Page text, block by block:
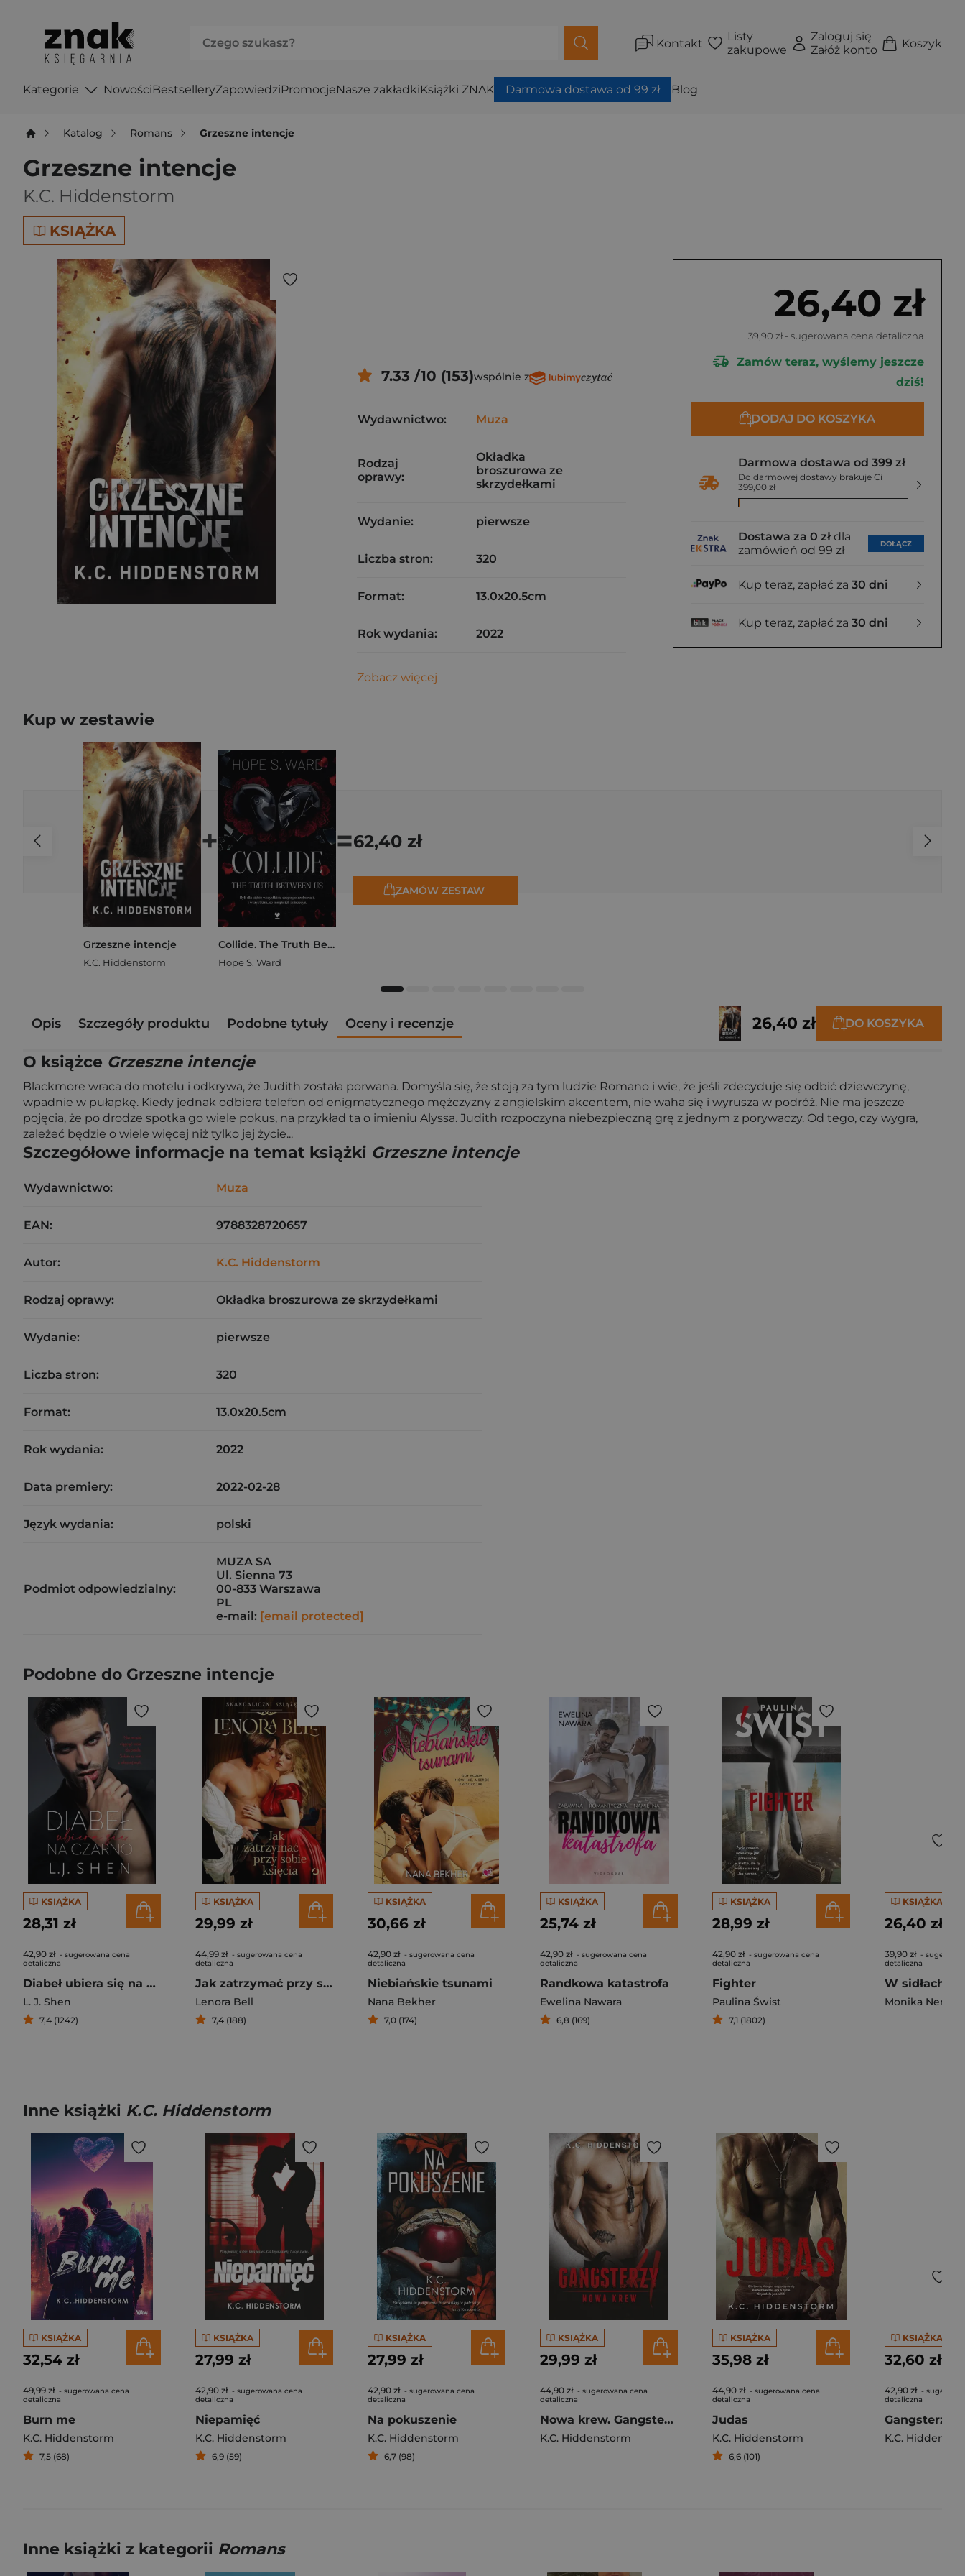
Kontakt
Listy
zakupowe
Zaloguj się
Załóż konto
Koszyk
Kategorie NowościBestselleryZapowiedziPromocjeNasze zakładkiKsiążki ZNAK Darmowa dostawa od 99 zł Blog
Katalog Romans Grzeszne intencje
Grzeszne intencje
K.C. Hiddenstorm
KSIĄŻKA
26,40 zł
39,90 zł - sugerowana cena detaliczna
Zamów teraz, wyślemy jeszcze
dziś!
DODAJ DO KOSZYKA
Darmowa dostawa od 399 zł
Do darmowej dostawy brakuje Ci
399,00 zł
Dostawa za 0 zł dla
zamówień od 99 zł
DOŁĄCZ
Kup teraz, zapłać za 30 dni
Kup teraz, zapłać za 30 dni
7.33 /10 (153)wspólnie z
Wydawnictwo: Muza
Rodzaj
oprawy:
Okładka
broszurowa ze
skrzydełkami
Wydanie: pierwsze
Liczba stron: 320
Format: 13.0x20.5cm
Rok wydania: 2022
Zobacz więcej
Kup w zestawie
Grzeszne intencje
K.C. Hiddenstorm
+
Collide. The Truth Between Us
Hope S. Ward
=62,40 zł
ZAMÓW ZESTAW
Opis Szczegóły produktu Podobne tytuły Oceny i recenzje 26,40 zł DO KOSZYKA
O książce Grzeszne intencje
Blackmore wraca do motelu i odkrywa, że Judith została porwana. Domyśla się, że stoją za tym ludzie Romano i wie, że jeśli zdecyduje się odbić dziewczynę,
wpadnie w pułapkę. Kiedy jednak odbiera telefon od enigmatycznego mężczyzny z angielskim akcentem, nie waha się i wyrusza w podróż. Nie ma jeszcze
pojęcia, że po drodze spotka go wiele pokus, na przykład ta o imieniu Alyssa. Judith rozpoczyna niebezpieczną grę z jednym z porywaczy. Od tego, czy wygra,
zależeć będzie o wiele więcej niż tylko jej życie...
Szczegółowe informacje na temat książki Grzeszne intencje
Wydawnictwo: Muza
EAN: 9788328720657
Autor: K.C. Hiddenstorm
Rodzaj oprawy: Okładka broszurowa ze skrzydełkami
Wydanie: pierwsze
Liczba stron: 320
Format: 13.0x20.5cm
Rok wydania: 2022
Data premiery: 2022-02-28
Język wydania: polski
Podmiot odpowiedzialny:
MUZA SA
Ul. Sienna 73
00-833 Warszawa
PL
e-mail: [email protected]
Podobne do Grzeszne intencje
KSIĄŻKA
28,31 zł
42,90 zł - sugerowana cena
detaliczna
Diabeł ubiera się na czarno
L. J. Shen
7,4 (1242)
KSIĄŻKA
29,99 zł
44,99 zł - sugerowana cena
detaliczna
Jak zatrzymać przy sobie księcia
Lenora Bell
7,4 (188)
KSIĄŻKA
30,66 zł
42,90 zł - sugerowana cena
detaliczna
Niebiańskie tsunami
Nana Bekher
7,0 (174)
KSIĄŻKA
25,74 zł
42,90 zł - sugerowana cena
detaliczna
Randkowa katastrofa
Ewelina Nawara
6,8 (169)
KSIĄŻKA
28,99 zł
42,90 zł - sugerowana cena
detaliczna
Fighter
Paulina Świst
7,1 (1802)
KSIĄŻKA
26,40 zł
39,90 zł -
detaliczna
W sidłach
Monika Nerc
Inne książki K.C. Hiddenstorm
KSIĄŻKA
32,54 zł
49,99 zł - sugerowana cena
detaliczna
Burn me
K.C. Hiddenstorm
7,5 (68)
KSIĄŻKA
27,99 zł
42,90 zł - sugerowana cena
detaliczna
Niepamięć
K.C. Hiddenstorm
6,9 (59)
KSIĄŻKA
27,99 zł
42,90 zł - sugerowana cena
detaliczna
Na pokuszenie
K.C. Hiddenstorm
6,7 (98)
KSIĄŻKA
29,99 zł
44,90 zł - sugerowana cena
detaliczna
Nowa krew. Gangsterzy. Tom 4
K.C. Hiddenstorm
KSIĄŻKA
35,98 zł
44,90 zł - sugerowana cena
detaliczna
Judas
K.C. Hiddenstorm
6,6 (101)
KSIĄŻKA
32,60 zł
42,90 zł -
detaliczna
K.C.
Inne książki z kategorii Romans